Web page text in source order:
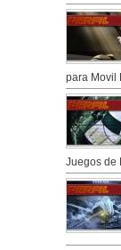
para Movil
Juegos de